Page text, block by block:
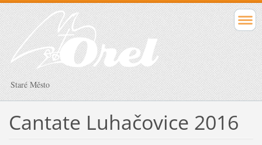
Staré Město
Cantate Luhačovice 2016